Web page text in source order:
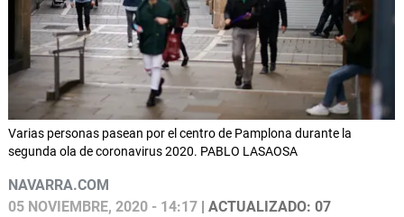
Varias personas pasean por el centro de Pamplona durante la
segunda ola de coronavirus 2020. PABLO LASAOSA
NAVARRA.COM
05 NOVIEMBRE, 2020 - 14:17 | ACTUALIZADO: 07